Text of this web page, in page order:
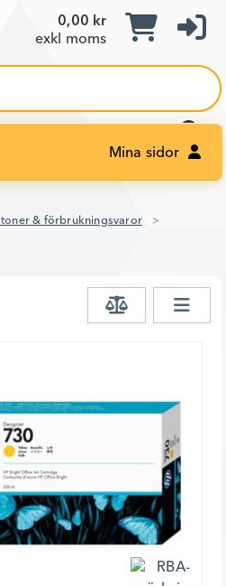
0,00 kr
exkl moms
Mina sidor
toner & förbrukningsvaror